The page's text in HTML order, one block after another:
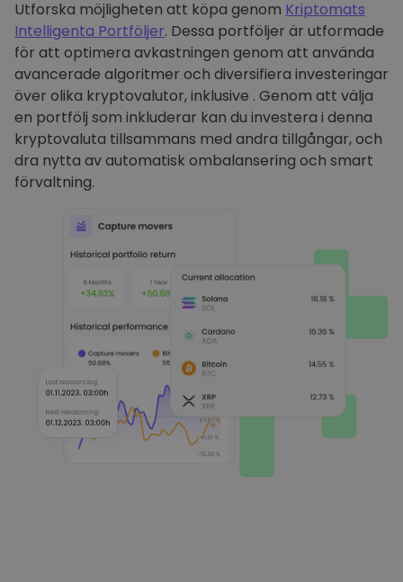
Utforska möjligheten att köpa genom Kriptomats
Intelligenta Portföljer. Dessa portföljer är utformade
för att optimera avkastningen genom att använda
avancerade algoritmer och diversifiera investeringar
över olika kryptovalutor, inklusive . Genom att välja
en portfölj som inkluderar kan du investera i denna
kryptovaluta tillsammans med andra tillgångar, och
dra nytta av automatisk ombalansering och smart
förvaltning.